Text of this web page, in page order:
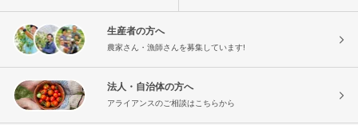
生産者の方へ
農家さん・漁師さんを募集しています!
法人・自治体の方へ
アライアンスのご相談はこちらから